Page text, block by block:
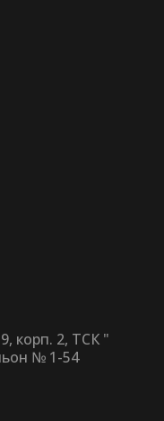
корп. 2, ТСК "
№ 1-54